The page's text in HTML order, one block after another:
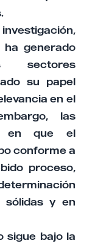
generado
sectores
su papel
en el
las
en que el
conforme a
proceso,
sólidas y en
sigue bajo la